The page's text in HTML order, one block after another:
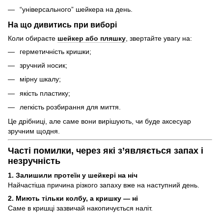
“універсального” шейкера на день.
На що дивитись при виборі
Коли обираєте шейкер або пляшку , звертайте увагу на:
герметичність кришки;
зручний носик;
мірну шкалу;
якість пластику;
легкість розбирання для миття.
Це дрібниці, але саме вони вирішують, чи буде аксесуар
зручним щодня.
Часті помилки, через які з’являється запах і
незручність
1. Залишили протеїн у шейкері на ніч
Найчастіша причина різкого запаху вже на наступний день.
2. Миють тільки колбу, а кришку — ні
Саме в кришці зазвичай накопичується наліт.